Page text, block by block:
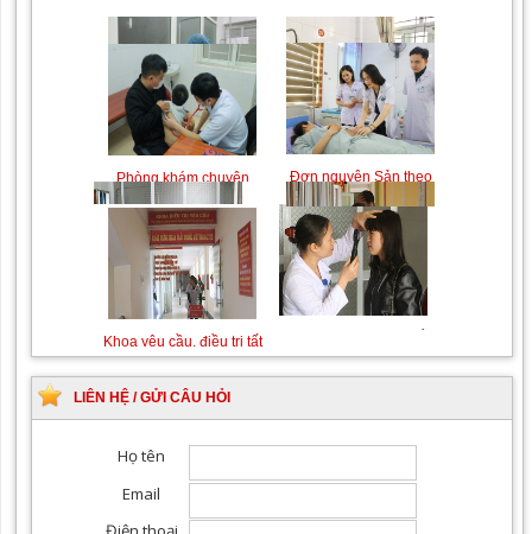
Chăm sóc mẹ và bé sơ
sinh
Phòng khám Thẩm mỹ
theo Yêu cầu
Phòng khám chuyên
khoa Nhi
Chiếu tia Plasma lạnh hỗ
trợ điều trị vết thương
Đơn nguyên Sản theo
Khám bệnh nhân sau
phẫu thuật
cả các chuyên khoa
Khám Ngoại khoa
Đội ngũ hướng dẫn
chuyên nghiệp, tận tình
LIÊN HỆ / GỬI CÂU HỎI